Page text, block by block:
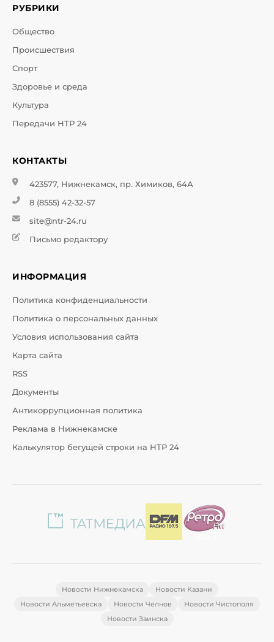
РУБРИКИ
Общество
Происшествия
Спорт
Здоровье и среда
Культура
Передачи НТР 24
КОНТАКТЫ
423577, Нижнекамск, пр. Химиков, 64А
8 (8555) 42-32-57
site@ntr-24.ru
Письмо редактору
ИНФОРМАЦИЯ
Политика конфиденциальности
Политика о персональных данных
Условия использования сайта
Карта сайта
RSS
Документы
Антикоррупционная политика
Реклама в Нижнекамске
Калькулятор бегущей строки на НТР 24
Новости Нижнекамска
Новости Казани
Новости Альметьевска
Новости Челнов
Новости Чистополя
Новости Заинска